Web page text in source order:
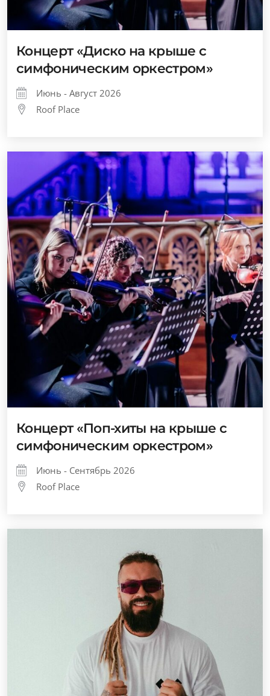
Концерт «Диско на крыше с
симфоническим оркестром»
Июнь - Август 2026
Roof Place
Концерт «Поп-хиты на крыше с
симфоническим оркестром»
Июнь - Сентябрь 2026
Roof Place